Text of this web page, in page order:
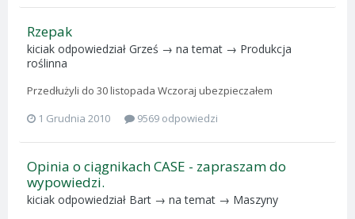
Rzepak
kiciak odpowiedział Grześ → na temat → Produkcja
roślinna
Przedłużyli do 30 listopada Wczoraj ubezpieczałem
1 Grudnia 2010
9569 odpowiedzi
Opinia o ciągnikach CASE - zapraszam do
wypowiedzi.
kiciak odpowiedział Bart → na temat → Maszyny